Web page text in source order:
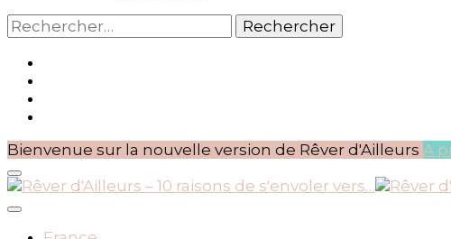
Rechercher :
Bienvenue sur la nouvelle version de Rêver d'Ailleurs A